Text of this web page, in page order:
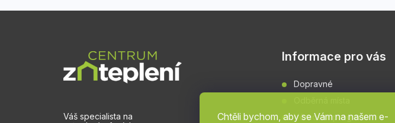
Chtěli bychom, aby se Vám na našem e-
Informace pro vás
Dopravné
Věrnostní program